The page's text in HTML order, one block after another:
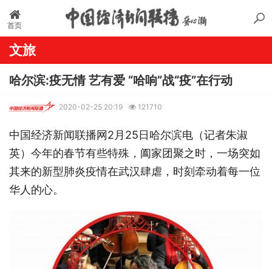
首页
文旅
哈尔滨:疫无情 艺有爱 “哈响”战“疫”在行动
2020-02-25 20:19 121710
中国经济新闻联播网2月25日哈尔滨电（记者朱淑
英）今年的春节有些特殊，阖家团聚之时，一场突如
其来的新型肺炎疫情在武汉肆虐，时刻牵动着每一位
华人的心。